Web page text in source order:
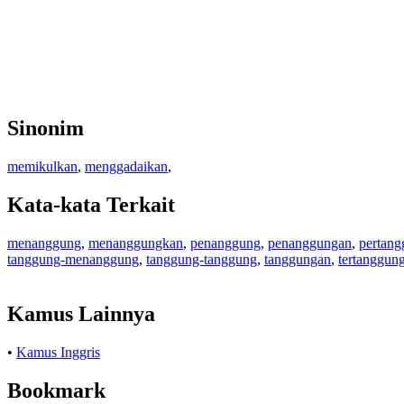
Sinonim
memikulkan, menggadaikan,
Kata-kata Terkait
menanggung, menanggungkan, penanggung, penanggungan,
tanggung-menanggung, tanggung-tanggung, tanggungan,
Kamus Lainnya
• Kamus Inggris
Bookmark